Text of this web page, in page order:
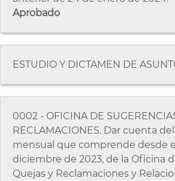
Aprobado
ESTUDIO Y DICTAMEN DE
0002 - OFICINA DE
RECLAMACIONES. Dar cuenta
mensual que comprende desde el
diciembre de 2023, de la Oficina
Quejas y Reclamaciones y